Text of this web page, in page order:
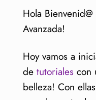
Hola
Avanzada!
Hoy vamos a
de tutoriales con
belleza! Con